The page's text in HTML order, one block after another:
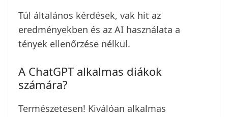
Túl általános kérdések, vak hit az
eredményekben és az AI használata a
tények ellenőrzése nélkül.
A ChatGPT alkalmas diákok
számára?
Természetesen! Kiválóan alkalmas